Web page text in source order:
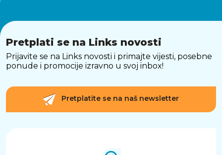
Pretplati se na Links novosti
Prijavite se na Links novosti i primajte vijesti, posebne
ponude i promocije izravno u svoj inbox!
Pretplatite se na naš newsletter